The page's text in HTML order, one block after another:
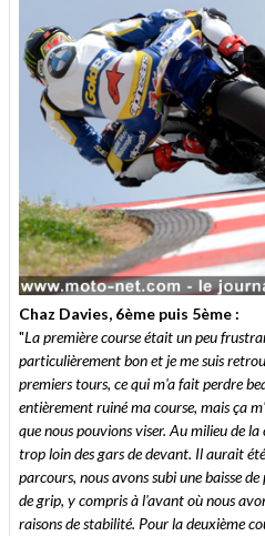
Chaz Davies, 6ème puis 5ème :
"La première course était un peu
particulièrement bon et je me suis
premiers tours, ce qui m'a fait perdre
entièrement ruiné ma course, mais ça
que nous pouvions viser. Au milieu de
trop loin des gars de devant. Il aurait
parcours, nous avons subi une baisse
de grip, y compris à l'avant où nous
raisons de stabilité. Pour la deuxième